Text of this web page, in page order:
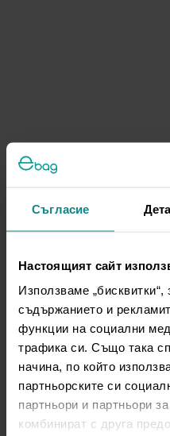
Съгласие
Настоящият сайт
Използваме
съдържанието и
функции на социални
трафика си. Също така
начина, по който
партньорските си
партньори и партньори
комбинират с друга